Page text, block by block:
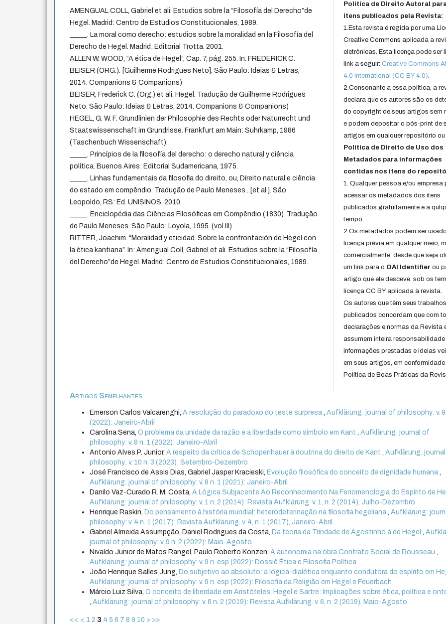
AMENGUAL COLL, Gabriel et ali. Estudios sobre la “Filosofía del Derecho”de
Hegel. Madrid: Centro de Estudios Constitucionales, 1989.
_____. La moral como derecho: estudios sobre la moralidad en la Filosofía del
Derecho de Hegel. Madrid: Editorial Trotta. 2001.
ALLEN W. WOOD, “A ética de Hegel”, Cap. 7, pág. 255. In. FREDERICK C.
BEISER (ORG.). [Guilherme Rodrigues Neto]. São Paulo: Ideias & Letras,
2014. Companions & Companions)
BEISER, Frederick C. (Org.) et ali. Hegel. Tradução de Guilherme Rodrigues
Neto. São Paulo: Ideias & Letras, 2014. Companions & Companions)
HEGEL, G. W. F. Grundlinien der Philosophie des Rechts oder Naturrecht und
Staatswissenschaft im Grundrisse. Frankfurt am Main: Suhrkamp, 1986
(Taschenbuch Wissenschaft).
_____. Princípios de la filosofía del derecho: o derecho natural y ciência
política. Buenos Aires: Editorial Sudamericana, 1975.
_____. Linhas fundamentais da filosofia do direito, ou, Direito natural e ciência
do estado em compêndio. Tradução de Paulo Meneses...[et al.]. São
Leopoldo, RS: Ed. UNISINOS, 2010.
_____. Enciclopédia das Ciências Filosóficas em Compêndio (1830). Tradução
de Paulo Meneses. São Paulo: Loyola, 1995. (vol.III)
RITTER, Joachim. “Moralidad y eticidad. Sobre la confrontación de Hegel con
la ética kantiana”. In: Amengual Coll, Gabriel et ali. Estudios sobre la “Filosofía
del Derecho”de Hegel. Madrid: Centro de Estudios Constitucionales, 1989.
Política de Direito Autoral
itens publicados pela Revista:
1.Esta revista é regida por uma
Creative Commons aplicada a
eletrônicas. Esta licença pode ser
link a seguir:Creative Commons
4.0 International (CC BY 4.0).
2.Consonante a essa politica, a
declara que os autores são os
do copyright de seus artigos sem
e podem depositar o pós-print de
artigos em qualquer repositório ou
Política de Direito de Uso dos
Metadados para informações
contidas nos itens do
1. Qualquer pessoa e/ou empresa
acessar os metadados dos itens
publicados gratuitamente e a
tempo.
2.Os metadados podem ser
licença prévia em qualquer meio,
comercialmente, desde que seja
um link para o OAI Identifier ou
artigo que ele desceve, sob os
licença CC BY aplicada à revista.
Os autores que têm seus trabalhos
publicados concordam que com
declarações e normas da Revista
assumem inteira responsabilidade
informações prestadas e ideias
em seus artigos, em
Política de Boas Práticas da
Artigos Semelhantes
Emerson Carlos Valcarenghi,A resolução do paradoxo do teste surpresa,Aufklärung: journal of philosophy: v. 9
(2022): Janeiro-Abril
Carolina Sena,O problema da unidade da razão e a liberdade como símbolo em Kant,Aufklärung: journal of
philosophy: v. 9 n. 1 (2022): Janeiro-Abril
Antonio Alves P. Junior,A respeito da crítica de Schopenhauer à doutrina do direito de Kant,Aufklärung:
philosophy: v. 10 n. 3 (2023): Setembro-Dezembro
José Francisco de Assis Dias, Gabriel Jasper Kracieski, Evolução filosófica do conceito de dignidade humana,
Aufklärung: journal of philosophy: v. 8 n. 1 (2021): Janeiro-Abril
Danilo Vaz-Curado R. M. Costa,A Lógica Subjacente Ao Reconhecimento Na Fenomenologia do Espírito de
Aufklärung: journal of philosophy: v. 1 n. 2 (2014): Revista Aufklärung. v. 1, n. 2 (2014), Julho-Dezembro
Henrique Raskin, Do pensamento à história mundial: heterodeterinação na filosofia hegeliana,Aufklärung:
philosophy: v. 4 n. 1 (2017): Revista Aufklärung. v. 4, n. 1 (2017), Janeiro-Abril
Gabriel Almeida Assumpção, Daniel Rodrigues da Costa, Da teoria da Trindade de Agostinho à de Hegel,
journal of philosophy: v. 9 n. 2 (2022): Maio-Agosto
Nivaldo Junior de Matos Rangel, Paulo Roberto Konzen,A autonomia na obra Contrato Social de Rousseau,
Aufklärung: journal of philosophy: v. 9 n. esp (2022): Dossiê Ética e Filosofia Política
João Henrique Salles Jung, Do subjetivo ao absoluto: a lógica-dialética enquanto condutora do espírito em
Aufklärung: journal of philosophy: v. 9 n. esp (2022): Filosofia da Religião em Hegel e Feuerbach
Márcio Luiz Silva,O conceito de liberdade em Aristóteles, Hegel e Sartre: Implicações sobre ética, política e
,Aufklärung: journal of philosophy: v. 6 n. 2 (2019): Revista Aufklärung. v. 6, n. 2 (2019), Maio-Agosto
<< < 1 2 3 4 5 6 7 8 9 10 > >>